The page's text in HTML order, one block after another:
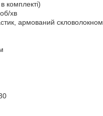
комплекті)
хв
армований скловолокном